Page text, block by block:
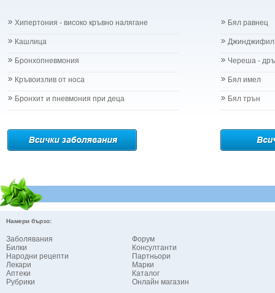
Хипертония - високо кръвно налягане
Кашлица
Бронхопневмония
Кръвоизлив от носа
Бронхит и пневмония при деца
Бял равнец
Джинджифил
Череша -
Бял имел
Бял трън
Намери бързо:
Заболявания
Билки
Народни рецепти
Лекари
Аптеки
Рубрики
Форум
Консултанти
Партньори
Марки
Каталог
Онлайн магазин